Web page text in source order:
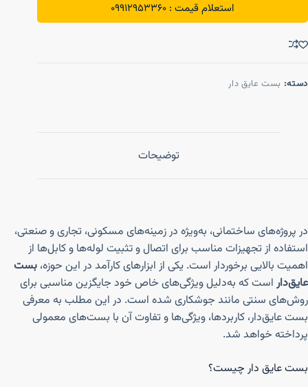
استعلام قیمت : 09912953360
دسته: بست عایق دار
توضیحات
در پروژه‌های ساختمانی، به‌ویژه در زمینه‌های مسکونی، تجاری و صنعتی،
استفاده از تجهیزات مناسب برای اتصال و تثبیت لوله‌ها و کابل‌ها از
اهمیت بالایی برخوردار است. یکی از ابزارهای کارآمد در این حوزه، بست
عایق‌دار است که به‌دلیل ویژگی‌های خاص خود جایگزین مناسبی برای
روش‌های سنتی مانند جوشکاری شده است. در این مطلب به معرفی
بست عایق‌دار، کاربردها، ویژگی‌ها و تفاوت آن با بست‌های معمولی
پرداخته خواهد شد.
بست عایق دار چیست؟